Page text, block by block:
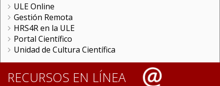
ULE Online
Gestión Remota
HRS4R en la ULE
Portal Científico
Unidad de Cultura Científica
RECURSOS EN LÍNEA